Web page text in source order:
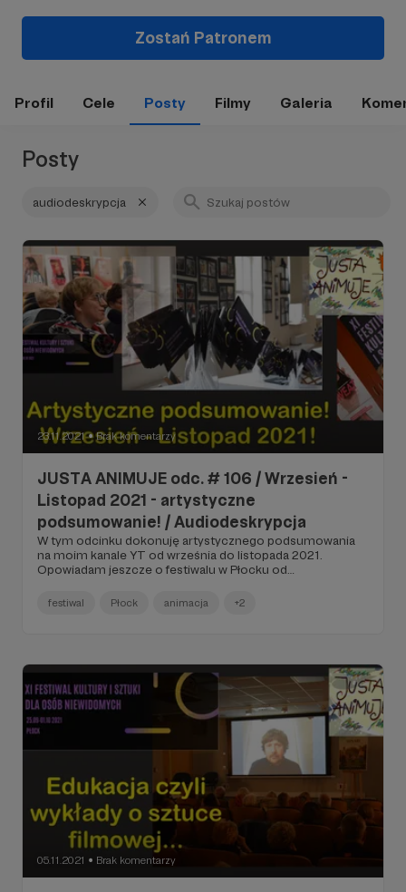
Zostań Patronem
Profil Cele Posty Filmy Galeria
Posty
audiodeskrypcja
23.11.2021 ● Brak komentarzy
JUSTA ANIMUJE odc. # 106 / Wrzesień -
Listopad 2021 - artystyczne
podsumowanie! / Audiodeskrypcja
W tym odcinku dokonuję artystycznego podsumowania
na moim kanale YT od września do listopada 2021.
Opowiadam jeszcze o festiwalu w Płocku od
projektach Fundacja Wygrajmy Razem z Dąbrowy
festiwal Płock animacja +2
05.11.2021 ● Brak komentarzy